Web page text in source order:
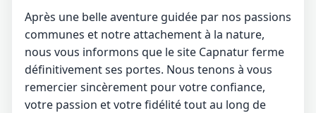
Après une belle aventure guidée par nos passions
communes et notre attachement à la nature,
nous vous informons que le site Capnatur ferme
définitivement ses portes. Nous tenons à vous
remercier sincèrement pour votre confiance,
votre passion et votre fidélité tout au long de